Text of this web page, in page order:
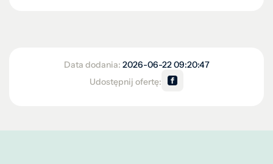
Data dodania: 2026-06-22 09:20:47
Udostępnij ofertę: